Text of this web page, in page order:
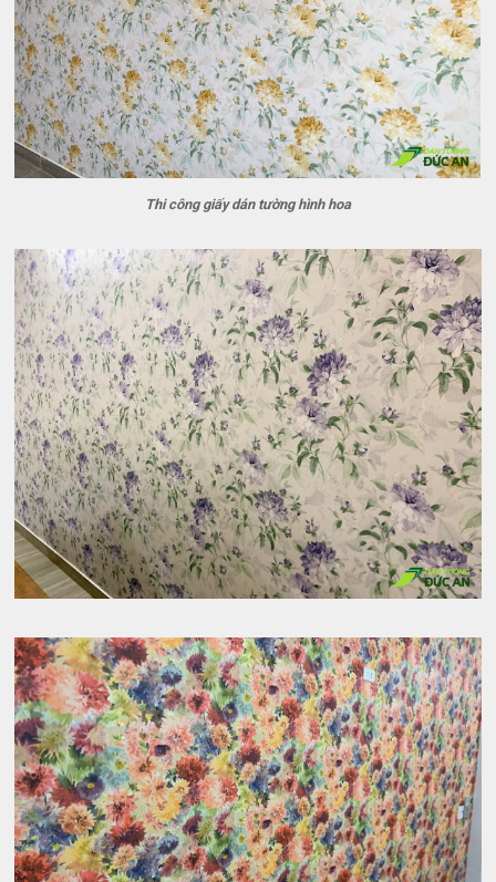
Thi công giấy dán tường hình hoa